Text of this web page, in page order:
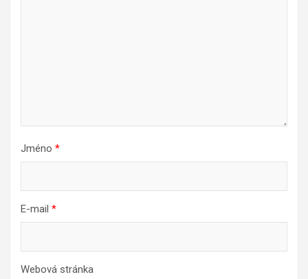
Jméno *
E-mail *
Webová stránka